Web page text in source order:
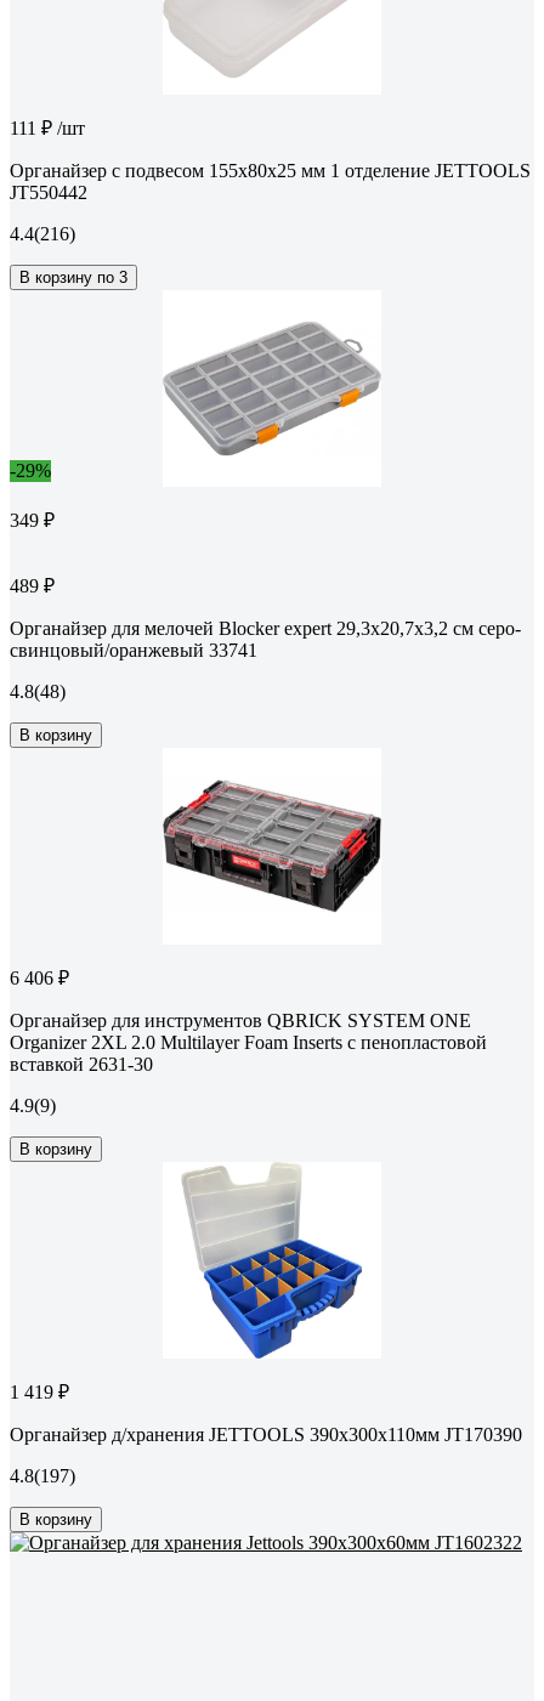
111 ₽ /шт
Органайзер с подвесом 155x80x25 мм 1 отделение JETTOOLS
JT550442
4.4(216)
В корзину по 3
-29%
349 ₽
489 ₽
Органайзер для мелочей Blocker expert 29,3x20,7x3,2 см серо-
свинцовый/оранжевый 33741
4.8(48)
В корзину
6 406 ₽
Органайзер для инструментов QBRICK SYSTEM ONE
Organizer 2XL 2.0 Multilayer Foam Inserts с пенопластовой
вставкой 2631-30
4.9(9)
В корзину
1 419 ₽
Органайзер д/хранения JETTOOLS 390x300x110мм JT170390
4.8(197)
В корзину